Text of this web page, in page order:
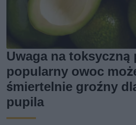
Uwaga na toksyczną
popularny owoc
śmiertelnie groźny
pupila